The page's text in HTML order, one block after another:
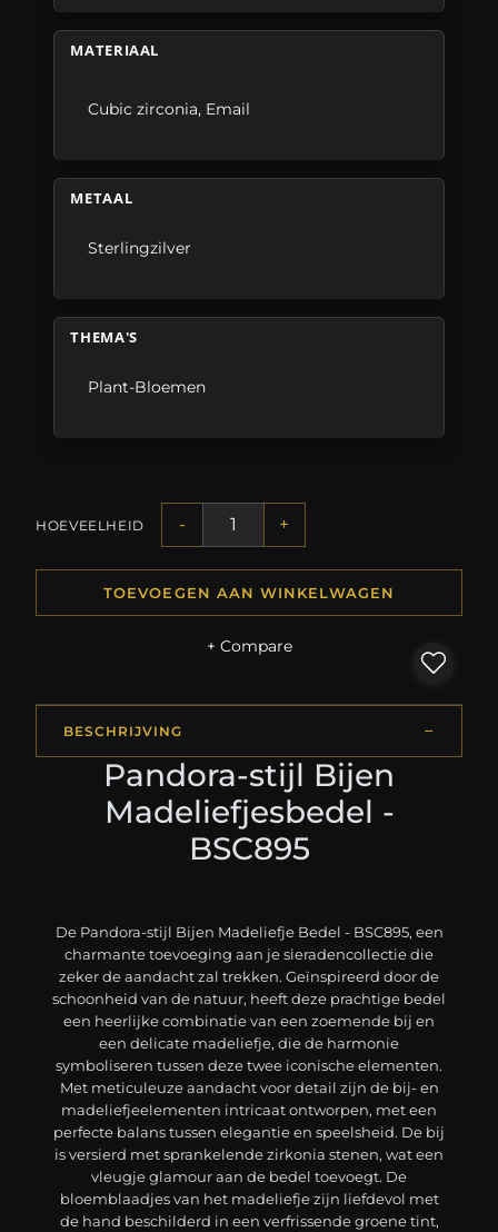
MATERIAAL
Cubic zirconia, Email
METAAL
Sterlingzilver
THEMA'S
Plant-Bloemen
HOEVEELHEID - +
TOEVOEGEN AAN WINKELWAGEN
+ Compare
BESCHRIJVING
Pandora-stijl Bijen
Madeliefjesbedel -
BSC895
De Pandora-stijl Bijen Madeliefje Bedel - BSC895, een
charmante toevoeging aan je sieradencollectie die
zeker de aandacht zal trekken. Geïnspireerd door de
schoonheid van de natuur, heeft deze prachtige bedel
een heerlijke combinatie van een zoemende bij en
een delicate madeliefje, die de harmonie
symboliseren tussen deze twee iconische elementen.
Met meticuleuze aandacht voor detail zijn de bij- en
madeliefjeelementen intricaat ontworpen, met een
perfecte balans tussen elegantie en speelsheid. De bij
is versierd met sprankelende zirkonia stenen, wat een
vleugje glamour aan de bedel toevoegt. De
bloemblaadjes van het madeliefje zijn liefdevol met
de hand beschilderd in een verfrissende groene tint,